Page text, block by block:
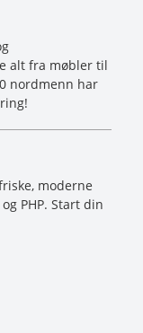
alt fra møbler til
nordmenn har
moderne
PHP. Start din